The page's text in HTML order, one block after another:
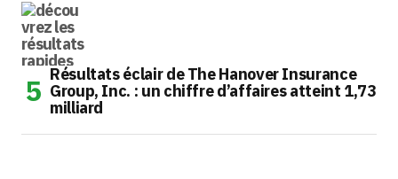
Résultats éclair de The Hanover Insurance
Group, Inc. : un chiffre d’affaires atteint 1,73
milliard